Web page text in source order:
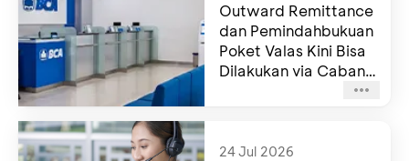
Outward Remittance
dan Pemindahbukuan
Poket Valas Kini Bisa
Dilakukan via Cabang
24 Jul 2026